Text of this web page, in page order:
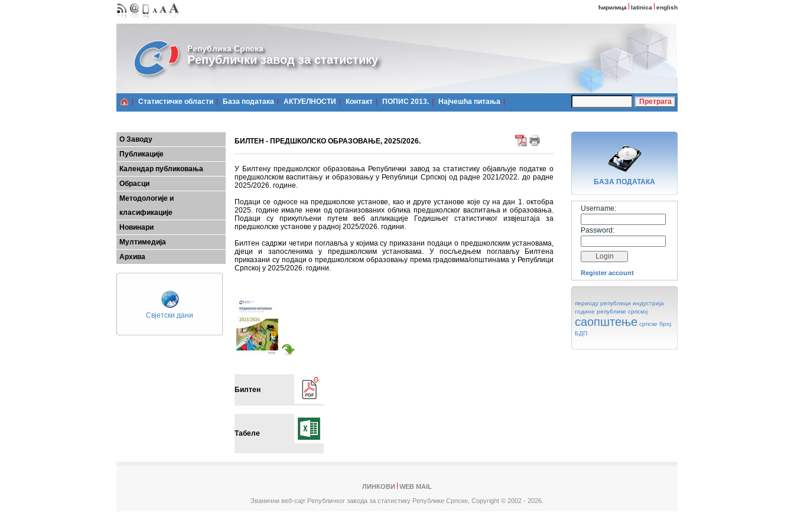
ћирилица latinica english
Република Српска
Републички завод за статистику
Статистичке области Базa података АКТУЕЛНОСТИ Контакт ПОПИС 2013. Најчешћa питања
О Заводу
Публикације
Календар публиковања
Обрасци
Методологије и
класификације
Новинари
Мултимедија
Архива
Свјетски дани
БИЛТЕН - ПРЕДШКОЛСКО ОБРАЗОВАЊЕ, 2025/2026.
У Билтену предшколског образовања Републички завод за статистику објављује податке о
предшколском васпитању и образовању у Републици Српској од радне 2021/2022. до радне
2025/2026. године.
Подаци се односе на предшколске установе, као и друге установе које су на дан 1. октобра
2025. године имале неки од организованих облика предшколског васпитања и образовања.
Подаци су прикупљени путем веб апликације Годишњег статистичког извјештаја за
предшколске установе у радној 2025/2026. години.
Билтен садржи четири поглавља у којима су приказани подаци о предшколским установама,
дјеци и запосленима у предшколским установама. У посљедњем поглављу Билтена
приказани су подаци о предшколском образовању према градовима/општинама у Републици
Српској у 2025/2026. години.
Билтен
Табеле
БАЗA ПОДАТАКА
Username:
Password:
Register account
периоду републици индустрија
године републике српској
саопштење српске број
БДП
ЛИНКОВИ
WEB MAIL
Званични веб-сајт Републичког завода за статистику Републике Српске, Copyright © 2002 - 2026.